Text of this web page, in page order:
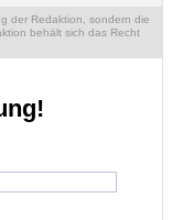
der Redaktion, sondern die
behält sich das Recht